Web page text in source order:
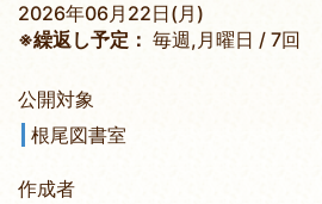
2026年06月22日(月)
※繰返し予定： 毎週,月曜日 / 7回
公開対象
根尾図書室
作成者